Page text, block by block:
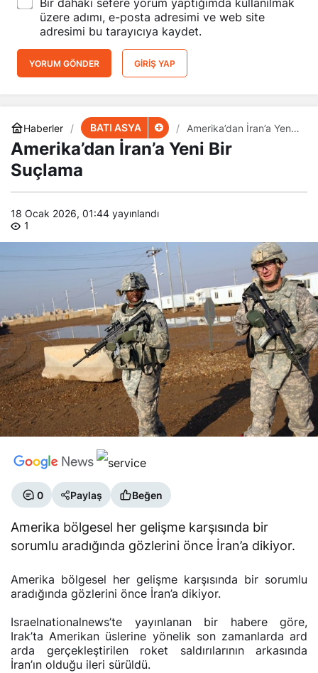
Bir dahaki sefere yorum yaptığımda kullanılmak
üzere adımı, e-posta adresimi ve web site
adresimi bu tarayıcıya kaydet.
YORUM GÖNDER GIRIŞ YAP
Haberler BATI ASYA
Amerika’dan İran’a Yeni
Bir Suçlama
Amerika’dan İran’a Yeni Bir
Suçlama
18 Ocak 2026, 01:44 yayınlandı
1
0 Paylaş Beğen
Amerika bölgesel her gelişme karşısında bir
sorumlu aradığında gözlerini önce İran’a dikiyor.
Amerika bölgesel her gelişme karşısında bir sorumlu
aradığında gözlerini önce İran’a dikiyor.
Israelnationalnews’te yayınlanan bir habere göre,
Irak’ta Amerikan üslerine yönelik son zamanlarda ard
arda gerçekleştirilen roket saldırılarının arkasında
İran’ın olduğu ileri sürüldü.